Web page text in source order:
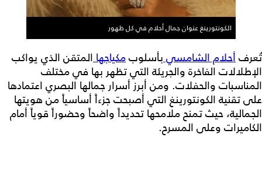
الكونتورينغ عنوان جمال أحلام في كل ظهور
تُعرفأحلام الشامسيبأسلوبمكياجهاالمتقن الذي يواكب
الإطلالات الفاخرة والجريئة التي تظهر بها في مختلف
المناسبات والحفلات. ومن أبرز أسرار جمالها البصري اعتمادها
على تقنية الكونتورينغ التي أصبحت جزءاً أساسياً من هويتها
الجمالية، حيث تمنح ملامحها تحديداً واضحاً وحضوراً قوياً أمام
الكاميرات وعلى المسرح.